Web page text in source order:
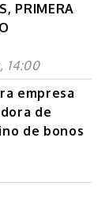
PRIMERA
14:00
empresa
de
de bonos